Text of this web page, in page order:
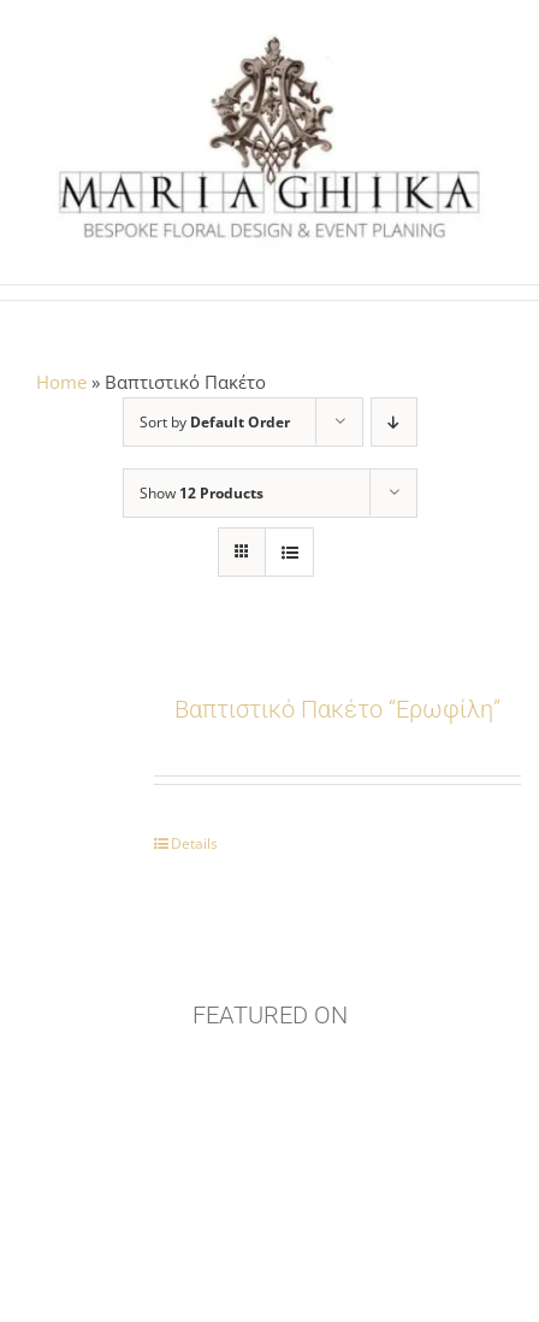
Home » Βαπτιστικό Πακέτο
Sort by Default Order
Show 12 Products
Βαπτιστικό Πακέτο “Ερωφίλη”
Details
FEATURED ON